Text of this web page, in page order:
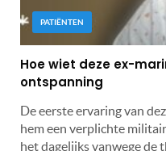
PATIËNTEN
Hoe wiet deze ex-
ontspanning
De eerste ervaring van
hem een ​​verplichte
het dagelijks vanwege de